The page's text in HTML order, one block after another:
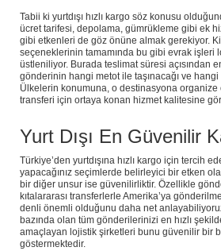
Tabii ki yurtdışı hızlı kargo söz konusu
ücret tarifesi, depolama, gümrükleme gibi ek
gibi etkenleri de göz önüne almak gerekiyor. Ki
seçeneklerinin tamamında bu gibi evrak işleri
üstleniliyor. Burada teslimat süresi açısından
gönderinin hangi metot ile taşınacağı ve hangi
Ülkelerin konumuna, o destinasyona organize
transferi için ortaya konan hizmet kalitesine
Yurt Dışı En Güvenilir
Türkiye’den yurtdışına hızlı kargo için tercih
yapacağınız seçimlerde belirleyici bir etken
bir diğer unsur ise güvenilirliktir. Özellikle
kıtalararası transferlerle Amerika’ya
denli önemli olduğunu daha net
bazında olan tüm gönderilerinizi en hızlı
amaçlayan lojistik şirketleri bunu güvenilir bir
göstermektedir.